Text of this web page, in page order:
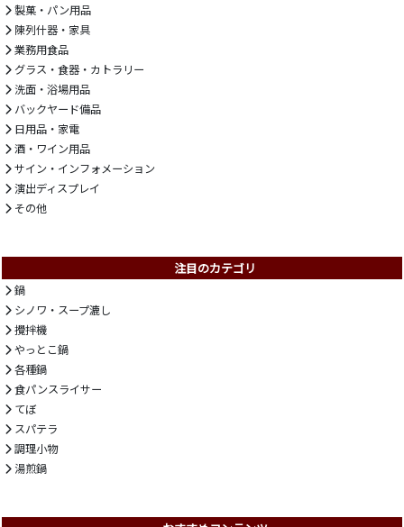
製菓・パン用品
陳列什器・家具
業務用食品
グラス・食器・カトラリー
洗面・浴場用品
バックヤード備品
日用品・家電
酒・ワイン用品
サイン・インフォメーション
演出ディスプレイ
その他
注目のカテゴリ
鍋
シノワ・スープ漉し
攪拌機
やっとこ鍋
各種鍋
食パンスライサー
てぼ
スパテラ
調理小物
湯煎鍋